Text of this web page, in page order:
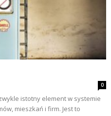
0
istotny element w systemie
mieszkań i firm. Jest to